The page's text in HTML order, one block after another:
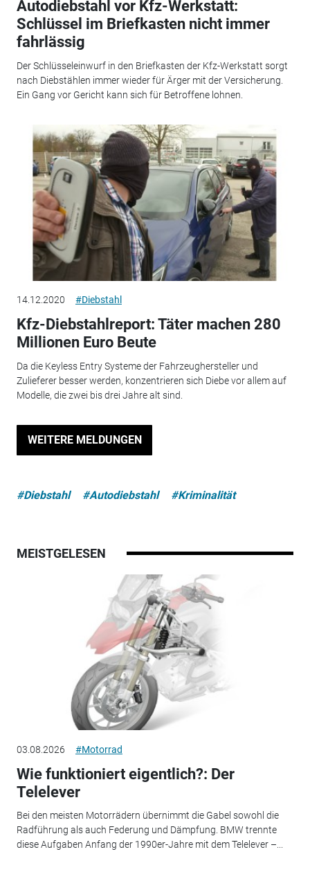
Autodiebstahl vor Kfz-Werkstatt:
Schlüssel im Briefkasten nicht immer
fahrlässig
Der Schlüsseleinwurf in den Briefkasten der Kfz-Werkstatt sorgt
nach Diebstählen immer wieder für Ärger mit der Versicherung.
Ein Gang vor Gericht kann sich für Betroffene lohnen.
14.12.2020 #Diebstahl
Kfz-Diebstahlreport: Täter machen 280
Millionen Euro Beute
Da die Keyless Entry Systeme der Fahrzeughersteller und
Zulieferer besser werden, konzentrieren sich Diebe vor allem auf
Modelle, die zwei bis drei Jahre alt sind.
WEITERE MELDUNGEN
#Diebstahl #Autodiebstahl #Kriminalität
MEISTGELESEN
03.08.2026 #Motorrad
Wie funktioniert eigentlich?: Der
Telelever
Bei den meisten Motorrädern übernimmt die Gabel sowohl die
Radführung als auch Federung und Dämpfung. BMW trennte
diese Aufgaben Anfang der 1990er-Jahre mit dem Telelever –...